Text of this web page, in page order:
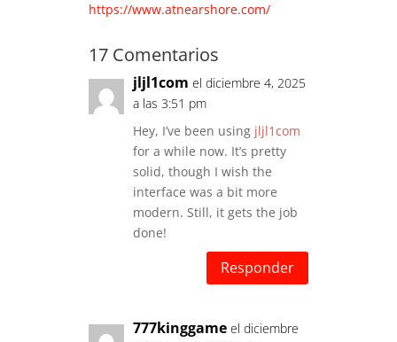
https://www.atnearshore.com/
17 Comentarios
jljl1com el diciembre 4, 2025
a las 3:51 pm
Hey, I’ve been using jljl1com
for a while now. It’s pretty
solid, though I wish the
interface was a bit more
modern. Still, it gets the job
done!
Responder
777kinggame el diciembre